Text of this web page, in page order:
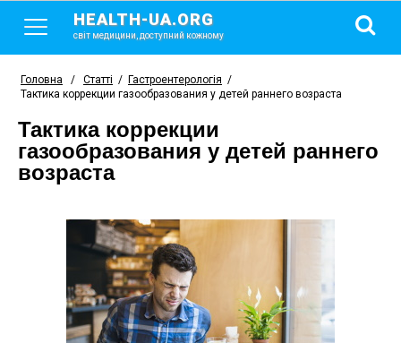
HEALTH-UA.ORG
світ медицини, доступний кожному
Головна / Статті / Гастроентерологія /
Тактика коррекции газообразования у детей раннего возраста
Тактика коррекции
газообразования у детей раннего
возраста